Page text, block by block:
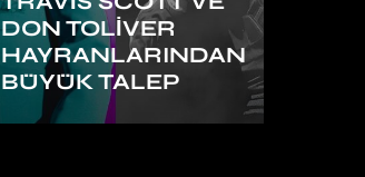
DON TOLIVER
HAYRANLARINDAN
BÜYÜK TALEP